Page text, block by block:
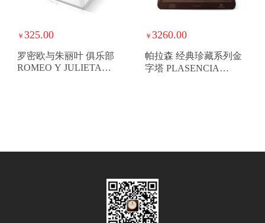
￥ 325.00
罗密欧与朱丽叶 俱乐部
ROMEO Y JULIETA
￥ 3260.00
帕拉森 经典珍藏系列金
字塔 PLASENCIA